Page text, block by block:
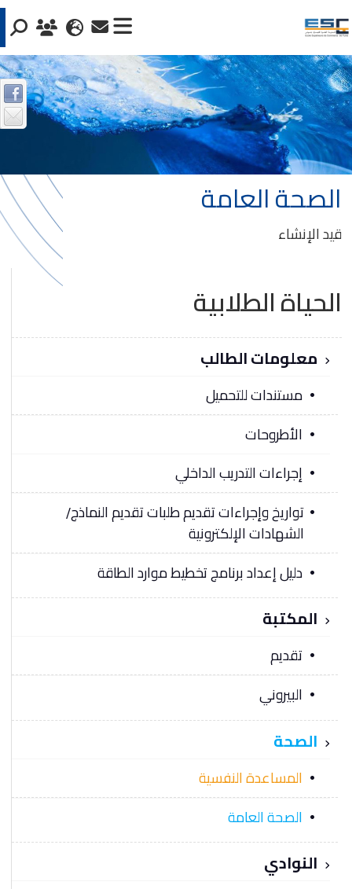
الحياة الطلابية
معلومات الطالب
مستندات للتحميل
الأطروحات
إجراءات التدريب الداخلي
تواريخ وإجراءات تقديم طلبات تقديم النماذج/
الشهادات الإلكترونية
دليل إعداد برنامج تخطيط موارد الطاقة
المكتبة
تقديم
البيروني
الصحة
المساعدة النفسية
الصحة العامة
النوادي
الصحة العامة
قيد الإنشاء